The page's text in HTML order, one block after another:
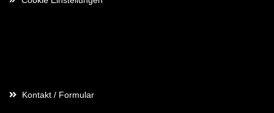
Kontakt / Formular